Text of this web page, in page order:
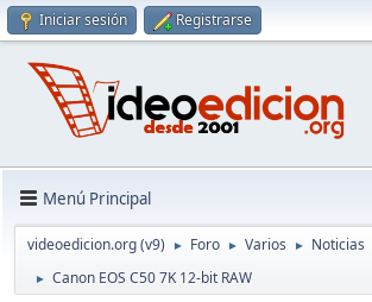
Iniciar sesión Registrarse
Menú Principal
videoedicion.org (v9) ► Foro ► Varios ► Noticias
► Canon EOS C50 7K 12-bit RAW